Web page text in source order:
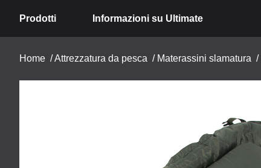
Prodotti Informazioni su Ultimate
Home /Attrezzatura da pesca / Materassini slamatura /